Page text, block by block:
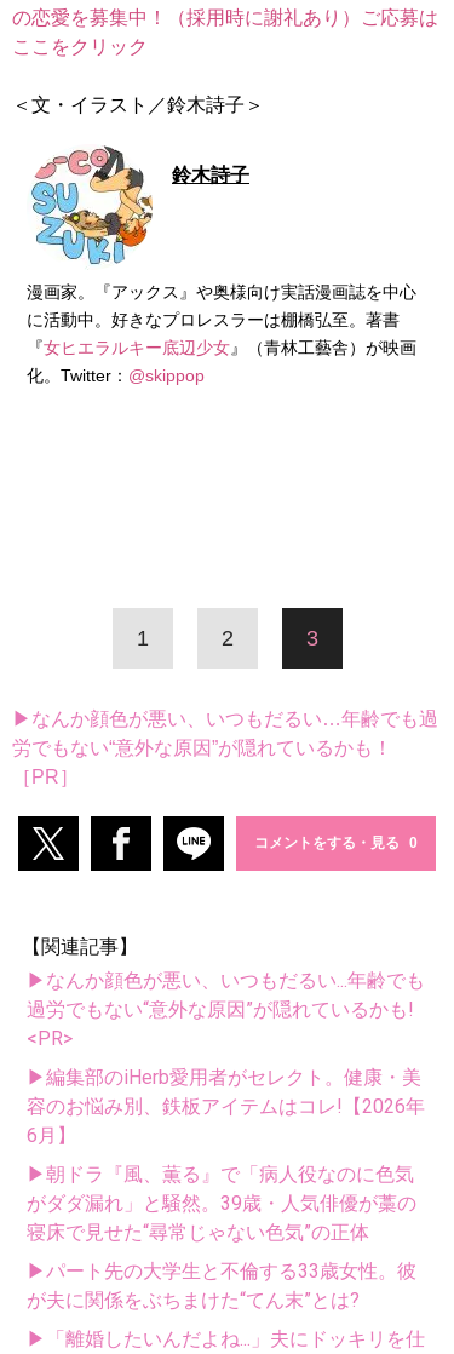
の恋愛を募集中！（採用時に謝礼あり）ご応募は
ここをクリック
＜文・イラスト／鈴木詩子＞
鈴木詩子
漫画家。『アックス』や奥様向け実話漫画誌を中心
に活動中。好きなプロレスラーは棚橋弘至。著書
『女ヒエラルキー底辺少女』（青林工藝舎）が映画
化。Twitter： @skippop
1 2 3
▶なんか顔色が悪い、いつもだるい…年齢でも過
労でもない“意外な原因”が隠れているかも！
［PR］
コメントをする・見る
【関連記事】
▶なんか顔色が悪い、いつもだるい...年齢でも
過労でもない“意外な原因”が隠れているかも!
<PR>
▶編集部のiHerb愛用者がセレクト。健康・美
容のお悩み別、鉄板アイテムはコレ!【2026年
6月】
▶朝ドラ『風、薫る』で「病人役なのに色気
がダダ漏れ」と騒然。39歳・人気俳優が藁の
寝床で見せた“尋常じゃない色気”の正体
▶パート先の大学生と不倫する33歳女性。彼
が夫に関係をぶちまけた“てん末”とは?
▶「離婚したいんだよね...」夫にドッキリを仕